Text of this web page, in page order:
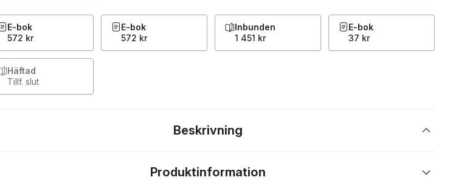
E-bok
572 kr
E-bok
572 kr
Inbunden
1 451 kr
E-bok
37 kr
Häftad
Tillf. slut
Beskrivning
Produktinformation